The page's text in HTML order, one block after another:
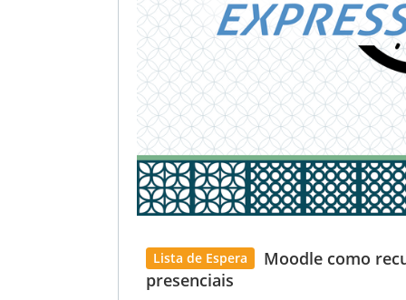
Lista de Espera
Moodle como
presenciais